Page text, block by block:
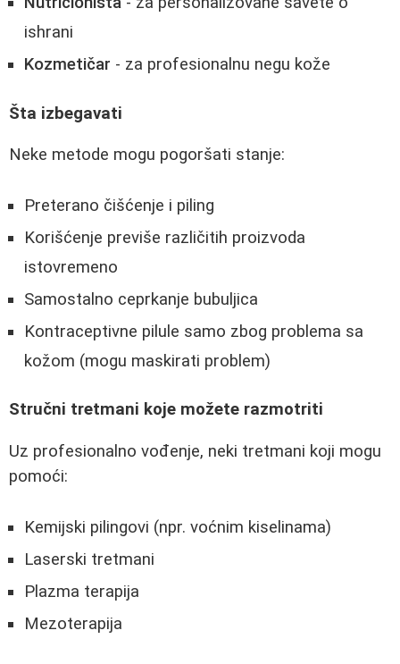
ishrani
Kozmetičar - za profesionalnu negu kože
Šta izbegavati
Neke metode mogu pogoršati stanje:
Preterano čišćenje i piling
Korišćenje previše različitih proizvoda
istovremeno
Samostalno ceprkanje bubuljica
Kontraceptivne pilule samo zbog problema sa
kožom (mogu maskirati problem)
Stručni tretmani koje možete razmotriti
Uz profesionalno vođenje, neki tretmani koji mogu
pomoći:
Kemijski pilingovi (npr. voćnim kiselinama)
Laserski tretmani
Plazma terapija
Mezoterapija